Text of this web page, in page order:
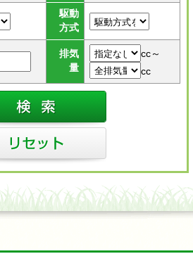
駆動
方式
排気
量
cc～
cc